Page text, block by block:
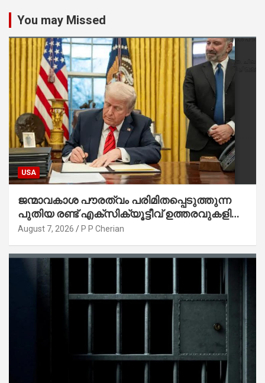
You may Missed
USA
ജന്മാവകാശ പൗരത്വം പരിമിതപ്പെടുത്തുന്ന
പുതിയ രണ്ട് എക്സിക്യൂട്ടീവ് ഉത്തരവുകളിൽ
ട്രംപ് ഒപ്പുവെച്ചു
August 7, 2026 P P Cherian